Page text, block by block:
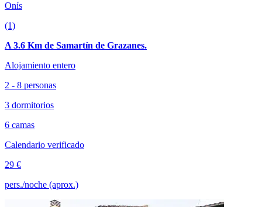
Onís
(1)
A 3.6 Km de Samartín de Grazanes.
Alojamiento entero
2 - 8 personas
3 dormitorios
6 camas
Calendario verificado
29 €
pers./noche (aprox.)